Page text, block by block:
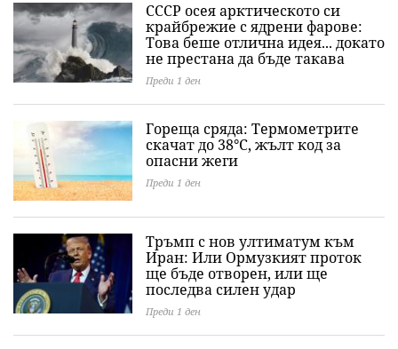
СССР осея арктическото си
крайбрежие с ядрени фарове:
Това беше отлична идея... докато
не престана да бъде такава
Преди 1 ден
Гореща сряда: Термометрите
скачат до 38°C, жълт код за
опасни жеги
Преди 1 ден
Тръмп с нов ултиматум към
Иран: Или Ормузкият проток
ще бъде отворен, или ще
последва силен удар
Преди 1 ден